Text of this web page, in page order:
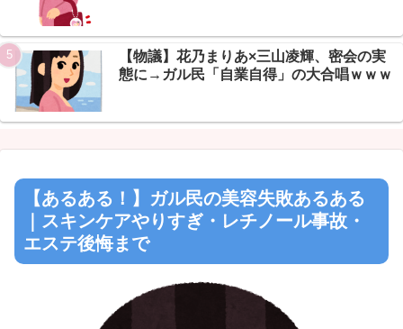
【物議】花乃まりあ×三山凌輝、密会の実
態に→ガル民「自業自得」の大合唱ｗｗｗ
【あるある！】ガル民の美容失敗あるある
｜スキンケアやりすぎ・レチノール事故・
エステ後悔まで